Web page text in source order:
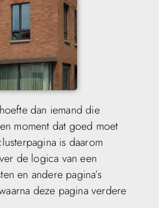
dan iemand die
moment dat goed moet
is daarom
de logica van een
en andere pagina’s
deze pagina verdere